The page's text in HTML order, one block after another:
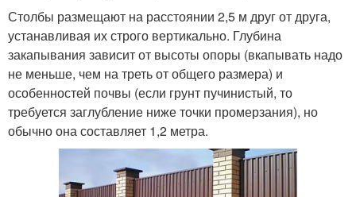
Столбы размещают на расстоянии 2,5 м друг от друга,
устанавливая их строго вертикально. Глубина
закапывания зависит от высоты опоры (вкапывать надо
не меньше, чем на треть от общего размера) и
особенностей почвы (если грунт пучинистый, то
требуется заглубление ниже точки промерзания), но
обычно она составляет 1,2 метра.